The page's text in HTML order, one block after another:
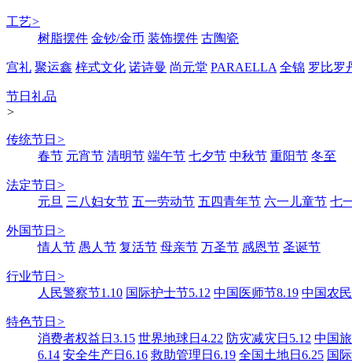
工艺>
树脂摆件 金钞/金币 装饰摆件 古陶瓷
宫礼 聚运鑫 梓式文化 诺诗曼 尚元堂 PARAELLA 全锦 罗比罗
节日礼品
>
传统节日 >
春节 元宵节 清明节 端午节 七夕节 中秋节 重阳节 冬至
法定节日 >
元旦 三八妇女节 五一劳动节 五四青年节 六一儿童节 七
外国节日 >
情人节 愚人节 复活节 母亲节 万圣节 感恩节 圣诞节
行业节日 >
人民警察节1.10 国际护士节5.12 中国医师节8.19 中国农
特色节日 >
消费者权益日3.15 世界地球日4.22 防灾减灾日5.12 中国
6.14 安全生产日6.16 救助管理日6.19 全国土地日6.25 国